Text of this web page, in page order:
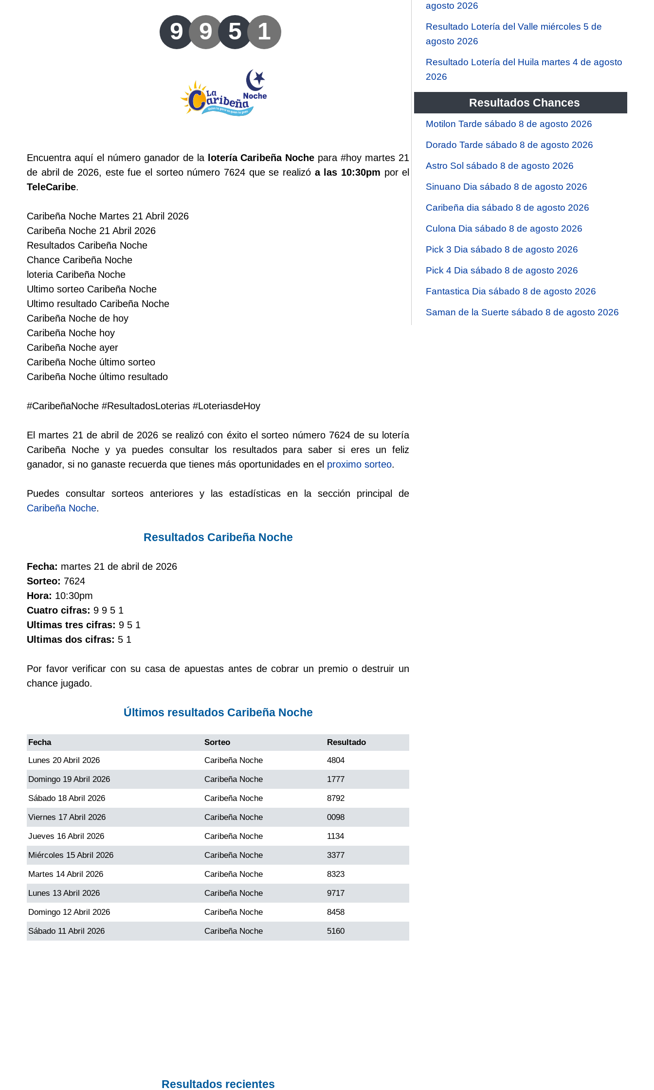
Lotería de Risaralda
Lotería de Medellín
Lotería de Santander
Lotería del Cauca
Lotería de Boyaca
Extra de Colombia
Antioqueñita Día
Antioqueñita Tarde
Cafeterito Tarde
Cafeterito Noche
Caribeña Día
Culona día
Dorado Mañana
Dorado Noche
Fantástica Día
Fantástica Noche
Motilon Tarde
Motilon Noche
Paisita Día
Paisita Noche
Paisita 3
9 9 5 1
Encuentra aquí el número ganador de la lotería Caribeña Noche para #hoy martes 21
de abril de 2026, este fue el sorteo número 7624 que se realizó a las 10:30pm por el
TeleCaribe.
Caribeña Noche Martes 21 Abril 2026
Caribeña Noche 21 Abril 2026
Resultados Caribeña Noche
Chance Caribeña Noche
loteria Caribeña Noche
Ultimo sorteo Caribeña Noche
Ultimo resultado Caribeña Noche
Caribeña Noche de hoy
Caribeña Noche hoy
Caribeña Noche ayer
Caribeña Noche último sorteo
Caribeña Noche último resultado
#CaribeñaNoche #ResultadosLoterias #LoteriasdeHoy
El martes 21 de abril de 2026 se realizó con éxito el sorteo número 7624 de su lotería
Caribeña Noche y ya puedes consultar los resultados para saber si eres un feliz
ganador, si no ganaste recuerda que tienes más oportunidades en el proximo sorteo.
Puedes consultar sorteos anteriores y las estadísticas en la sección principal de
Caribeña Noche.
Resultados Caribeña Noche
Fecha: martes 21 de abril de 2026
Sorteo: 7624
Hora: 10:30pm
Cuatro cifras: 9 9 5 1
Ultimas tres cifras: 9 5 1
Ultimas dos cifras: 5 1
Por favor verificar con su casa de apuestas antes de cobrar un premio o destruir un
chance jugado.
Últimos resultados Caribeña Noche
Fecha Sorteo
Resultado
Lunes 20 Abril 2026
Caribeña Noche 4804
Domingo 19 Abril 2026 Caribeña Noche 1777
Sábado 18 Abril 2026 Caribeña Noche 8792
Viernes 17 Abril 2026 Caribeña Noche 0098
Jueves 16 Abril 2026 Caribeña Noche 1134
Miércoles 15 Abril 2026 Caribeña Noche 3377
Martes 14 Abril 2026 Caribeña Noche 8323
Lunes 13 Abril 2026 Caribeña Noche 9717
Domingo 12 Abril 2026 Caribeña Noche 8458
Sábado 11 Abril 2026 Caribeña Noche 5160
Resultados recientes
agosto 2026
Resultado Lotería del Valle miércoles 5 de
agosto 2026
Resultado Lotería del Huila martes 4 de agosto
2026
Resultados Chances
Motilon Tarde sábado 8 de agosto 2026
Dorado Tarde sábado 8 de agosto 2026
Astro Sol sábado 8 de agosto 2026
Sinuano Dia sábado 8 de agosto 2026
Caribeña dia sábado 8 de agosto 2026
Culona Dia sábado 8 de agosto 2026
Pick 3 Dia sábado 8 de agosto 2026
Pick 4 Dia sábado 8 de agosto 2026
Fantastica Dia sábado 8 de agosto 2026
Saman de la Suerte sábado 8 de agosto 2026